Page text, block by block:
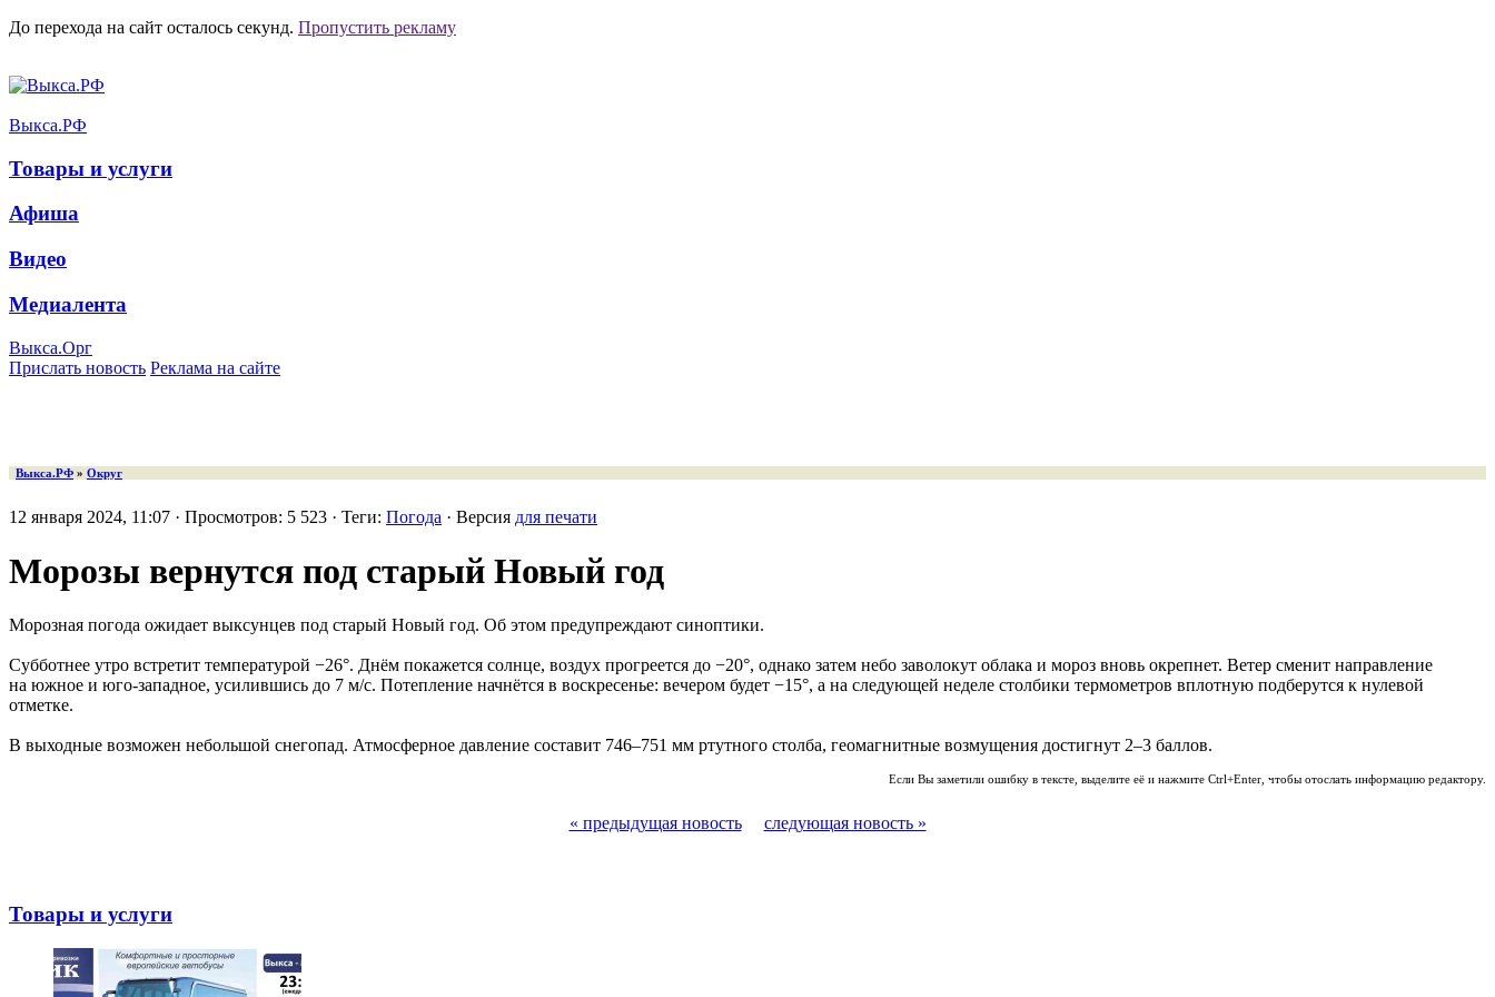
До перехода на сайт осталось секунд. Пропустить рекламу
Выкса.РФ
Товары и услуги
Афиша
Видео
Медиалента
Выкса.Орг
Прислать новость Реклама на сайте
Выкса.РФ » Округ
12 января 2024, 11:07 · Просмотров: 5 523 · Теги: Погода · Версия для печати
Морозы вернутся под старый Новый год
Морозная погода ожидает выксунцев под старый Новый год. Об этом предупреждают синоптики.
Субботнее утро встретит температурой −26°. Днём покажется солнце, воздух прогреется до −20°, однако затем небо заволокут облака и мороз вновь окрепнет. Ветер сменит направление
на южное и юго-западное, усилившись до 7 м/с. Потепление начнётся в воскресенье: вечером будет −15°, а на следующей неделе столбики термометров вплотную подберутся к нулевой
отметке.
В выходные возможен небольшой снегопад. Атмосферное давление составит 746–751 мм ртутного столба, геомагнитные возмущения достигнут 2–3 баллов.
Если Вы заметили ошибку в тексте, выделите её и нажмите Ctrl+Enter, чтобы отослать информацию редактору.
« предыдущая новость следующая новость »
Товары и услуги